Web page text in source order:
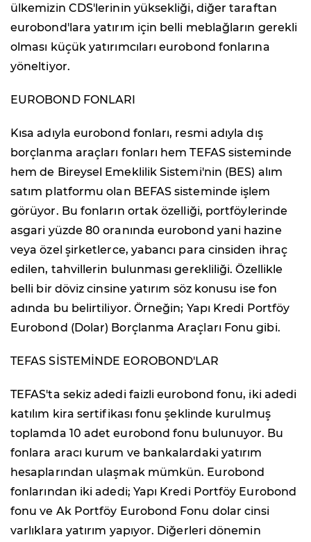
ülkemizin CDS'lerinin yüksekliği, diğer taraftan
eurobond'lara yatırım için belli meblağların gerekli
olması küçük yatırımcıları eurobond fonlarına
yöneltiyor.
EUROBOND FONLARI
Kısa adıyla eurobond fonları, resmi adıyla dış
borçlanma araçları fonları hem TEFAS sisteminde
hem de Bireysel Emeklilik Sistemi'nin (BES) alım
satım platformu olan BEFAS sisteminde işlem
görüyor. Bu fonların ortak özelliği, portföylerinde
asgari yüzde 80 oranında eurobond yani hazine
veya özel şirketlerce, yabancı para cinsiden ihraç
edilen, tahvillerin bulunması gerekliliği. Özellikle
belli bir döviz cinsine yatırım söz konusu ise fon
adında bu belirtiliyor. Örneğin; Yapı Kredi Portföy
Eurobond (Dolar) Borçlanma Araçları Fonu gibi.
TEFAS SİSTEMİNDE EOROBOND'LAR
TEFAS'ta sekiz adedi faizli eurobond fonu, iki adedi
katılım kira sertifikası fonu şeklinde kurulmuş
toplamda 10 adet eurobond fonu bulunuyor. Bu
fonlara aracı kurum ve bankalardaki yatırım
hesaplarından ulaşmak mümkün. Eurobond
fonlarından iki adedi; Yapı Kredi Portföy Eurobond
fonu ve Ak Portföy Eurobond Fonu dolar cinsi
varlıklara yatırım yapıyor. Diğerleri dönemin